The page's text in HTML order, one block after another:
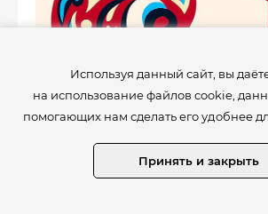
Используя данный сайт, вы
на использование файлов cookie,
помогающих нам сделать его удобнее
Принять и закрыть